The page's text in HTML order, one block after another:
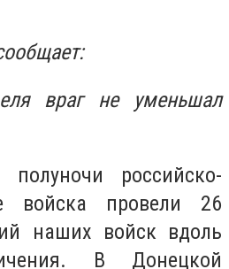
враг не уменьшал
российско-
войска провели 26
наших войск вдоль
В Донецкой